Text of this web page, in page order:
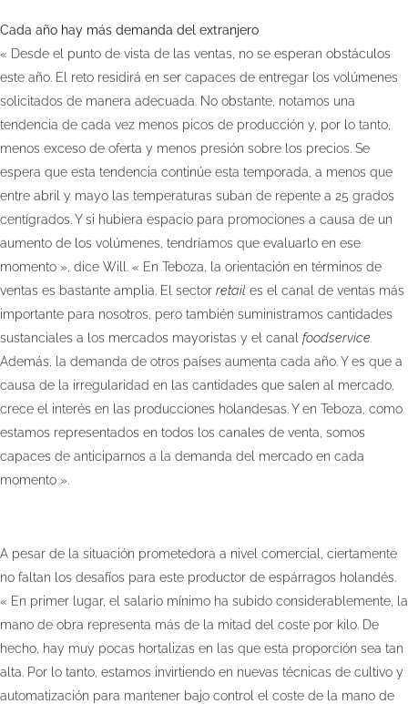
Cada año hay más demanda del extranjero
« Desde el punto de vista de las ventas, no se esperan obstáculos
este año. El reto residirá en ser capaces de entregar los volúmenes
solicitados de manera adecuada. No obstante, notamos una
tendencia de cada vez menos picos de producción y, por lo tanto,
menos exceso de oferta y menos presión sobre los precios. Se
espera que esta tendencia continúe esta temporada, a menos que
entre abril y mayo las temperaturas suban de repente a 25 grados
centígrados. Y si hubiera espacio para promociones a causa de un
aumento de los volúmenes, tendríamos que evaluarlo en ese
momento », dice Will. « En Teboza, la orientación en términos de
ventas es bastante amplia. El sector retail es el canal de ventas más
importante para nosotros, pero también suministramos cantidades
sustanciales a los mercados mayoristas y el canal foodservice.
Además, la demanda de otros países aumenta cada año. Y es que a
causa de la irregularidad en las cantidades que salen al mercado,
crece el interés en las producciones holandesas. Y en Teboza, como
estamos representados en todos los canales de venta, somos
capaces de anticiparnos a la demanda del mercado en cada
momento ».
A pesar de la situación prometedora a nivel comercial, ciertamente
no faltan los desafíos para este productor de espárragos holandés.
« En primer lugar, el salario mínimo ha subido considerablemente, la
mano de obra representa más de la mitad del coste por kilo. De
hecho, hay muy pocas hortalizas en las que esta proporción sea tan
alta. Por lo tanto, estamos invirtiendo en nuevas técnicas de cultivo y
automatización para mantener bajo control el coste de la mano de